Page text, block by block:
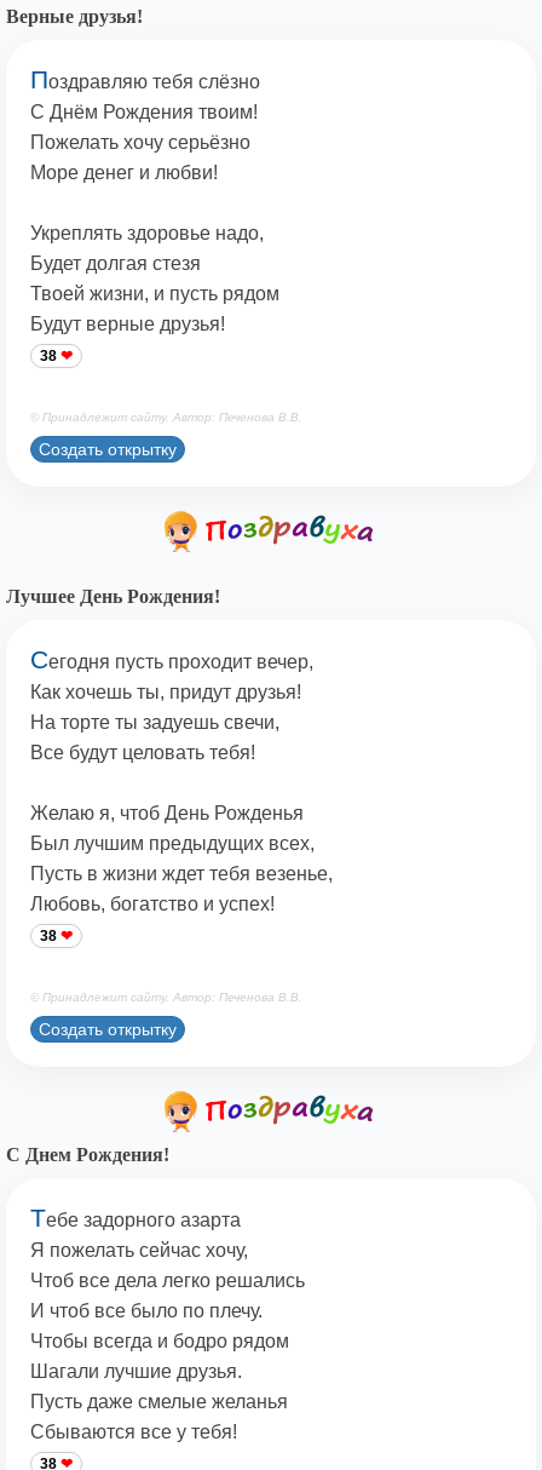
Верные друзья!
Поздравляю тебя слёзно
С Днём Рождения твоим!
Пожелать хочу серьёзно
Море денег и любви!
Укреплять здоровье надо,
Будет долгая стезя
Твоей жизни, и пусть рядом
Будут верные друзья!
38
© Принадлежит сайту. Автор: Печенова В.В.
Создать открытку
Лучшее День Рождения!
Сегодня пусть проходит вечер,
Как хочешь ты, придут друзья!
На торте ты задуешь свечи,
Все будут целовать тебя!
Желаю я, чтоб День Рожденья
Был лучшим предыдущих всех,
Пусть в жизни ждет тебя везенье,
Любовь, богатство и успех!
38
© Принадлежит сайту. Автор: Печенова В.В.
Создать открытку
С Днем Рождения!
Тебе задорного азарта
Я пожелать сейчас хочу,
Чтоб все дела легко решались
И чтоб все было по плечу.
Чтобы всегда и бодро рядом
Шагали лучшие друзья.
Пусть даже смелые желанья
Сбываются все у тебя!
38